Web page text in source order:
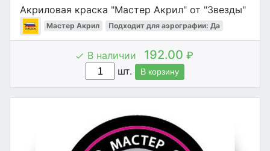
Акриловая краска "Мастер Акрил" от "Звезды"
Мастер Акрил Подходит для аэрографии: Да
В наличии 192.00 ₽
шт.
В корзину